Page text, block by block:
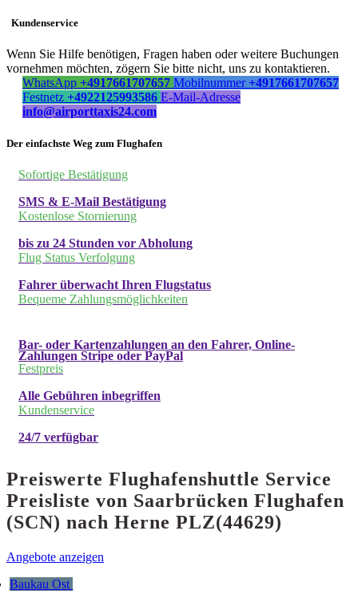
Kundenservice
Wenn Sie Hilfe benötigen, Fragen haben oder weitere Buchungen
vornehmen möchten, zögern Sie bitte nicht, uns zu kontaktieren.
WhatsApp +4917661707657 Mobilnummer +4917661707657
Festnetz +4922125993586 E-Mail-Adresse
info@airporttaxis24.com
Der einfachste Weg zum Flughafen
Sofortige Bestätigung
SMS & E-Mail Bestätigung
Kostenlose Stornierung
bis zu 24 Stunden vor Abholung
Flug Status Verfolgung
Fahrer überwacht Ihren Flugstatus
Bequeme Zahlungsmöglichkeiten
Bar- oder Kartenzahlungen an den Fahrer, Online-
Zahlungen Stripe oder PayPal
Festpreis
Alle Gebühren inbegriffen
Kundenservice
24/7 verfügbar
Preiswerte Flughafenshuttle Service
Preisliste von Saarbrücken Flughafen
(SCN) nach Herne PLZ(44629)
Angebote anzeigen
Baukau Ost